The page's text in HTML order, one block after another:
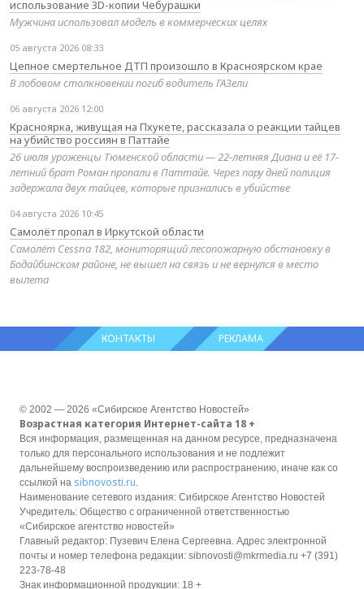
использование 3D-копии Чебурашки
Мужчина использовал модель в коммерческих целях
05 августа 2026 08:33
Цепное смертельное ДТП произошло в Красноярском крае
В лобовом столкновении погиб водитель ГАЗели
06 августа 2026 12:00
Красноярка, живущая на Пхукете, рассказала о реакции тайцев
на убийство россиян в Паттайе
26 июля уроженцы Тюменской области — 22-летняя Диана и её 17-
летний брат Роман пропали в Паттайе. Через пару дней полиция
задержала двух тайцев, которые признались в убийстве
04 августа 2026 10:45
Самолёт пропал в Иркутской области
Самолёт Cessna 182, мониторящий лесопожарную обстановку в
Бодайбинском районе, не вышел на связь и не вернулся в место
вылета
КОНТАКТЫ РЕКЛАМА
© 2002 — 2026 «Сибирское Агентство Новостей»
Возрастная категория Интернет-сайта 18 +
Вся информация, размещенная на данном ресурсе, предназначена
только для персонального использования и не подлежит
дальнейшему воспроизведению или распространению, иначе как со
ссылкой на sibnovosti.ru.
Наименование сетевого издания: Сибирское Агентство Новостей
Учредитель: Общество с ограниченной ответственностью
«Сибирское агентство новостей»
Главный редактор: Пузевич Елена Сергеевна. Адрес электронной
почты и номер телефона редакции: sibnovosti@mkrmedia.ru +7 (391)
223-78-48
Знак информационной продукции: 18 +